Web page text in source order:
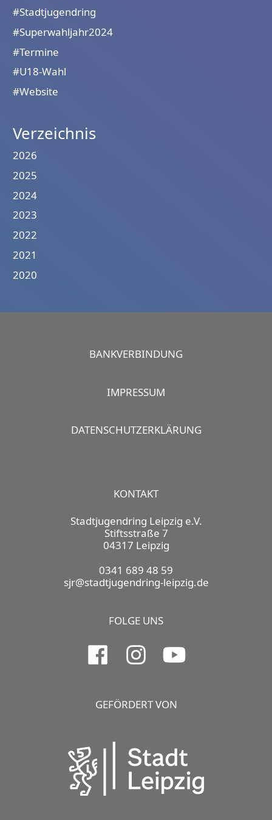
#Stadtjugendring
#Superwahljahr2024
#Termine
#U18-Wahl
#Website
Verzeichnis
2026
2025
2024
2023
2022
2021
2020
BANKVERBINDUNG
IMPRESSUM
DATENSCHUTZERKLÄRUNG
KONTAKT
Stadtjugendring Leipzig e.V.
Stiftsstraße 7
04317 Leipzig
0341 689 48 59
sjr@stadtjugendring-leipzig.de
FOLGE UNS
GEFÖRDERT VON